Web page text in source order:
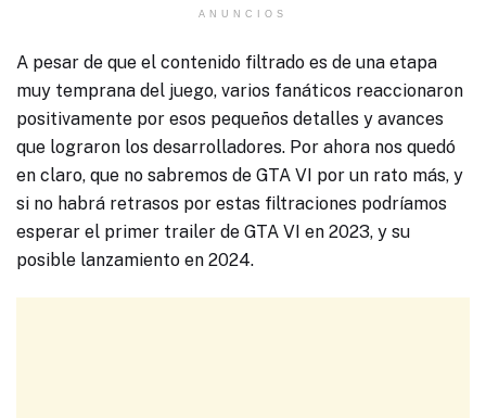
ANUNCIOS
A pesar de que el contenido filtrado es de una etapa
muy temprana del juego, varios fanáticos reaccionaron
positivamente por esos pequeños detalles y avances
que lograron los desarrolladores. Por ahora nos quedó
en claro, que no sabremos de GTA VI por un rato más, y
si no habrá retrasos por estas filtraciones podríamos
esperar el primer trailer de GTA VI en 2023, y su
posible lanzamiento en 2024.